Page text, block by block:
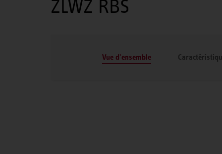
ZLWZ RBS
Vue d'ensemble